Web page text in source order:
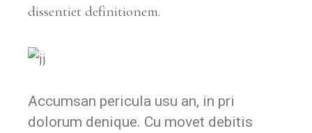
dissentiet definitionem.
Accumsan pericula usu an, in pri
dolorum denique. Cu movet debitis